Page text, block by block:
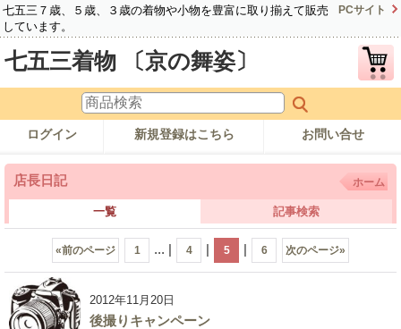
七五三７歳、５歳、３歳の着物や小物を豊富に取り揃えて販売
しています。
PCサイト
七五三着物 〔京の舞姿〕
ログイン 新規登録はこちら お問い合せ
店長日記 ホーム
一覧 記事検索
«前のページ 1 ... | 4 | 5 | 6 次のページ»
2012年11月20日
後撮りキャンペーン